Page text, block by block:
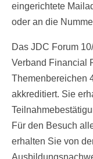
eingerichtete
oder an die
Das JDC Forum
Verband Financial
Themenbereichen
akkreditiert. Sie
Für den Besuch
erhalten Sie von